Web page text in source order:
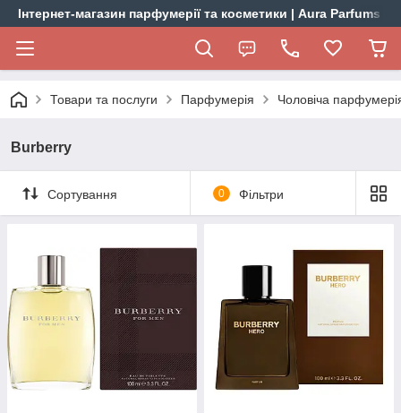
Інтернет-магазин парфумерії та косметики | Aura Parfums
Товари та послуги Парфумерія Чоловіча
Burberry
Сортування 0 Фільтри